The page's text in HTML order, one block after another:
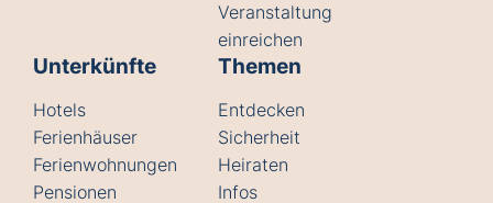
Veranstaltung
einreichen
Unterkünfte
Hotels
Ferienhäuser
Ferienwohnungen
Pensionen
Themen
Entdecken
Sicherheit
Heiraten
Infos